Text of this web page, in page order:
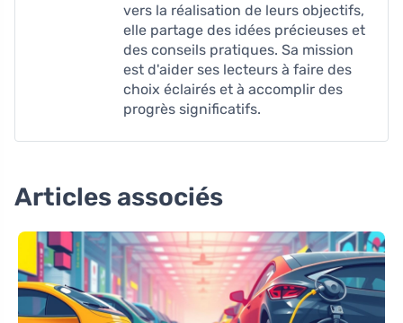
vers la réalisation de leurs objectifs,
elle partage des idées précieuses et
des conseils pratiques. Sa mission
est d'aider ses lecteurs à faire des
choix éclairés et à accomplir des
progrès significatifs.
Articles associés